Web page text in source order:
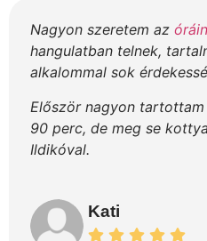
Nagyon szeretem az
hangulatban telnek,
alkalommal sok
Először nagyon
90 perc, de meg se
Ildikóval.
Kati